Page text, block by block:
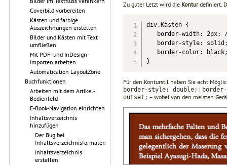
Coverbild vorbereiten
Kästen und farbige
Auszeichnungen erstellen
Bilder und Kästen mit Text
umfließen
Mit PDF- und InDesign-
Importen arbeiten
Automatication LayoutZone
Buchfunktionen
Arbeiten mit dem Artikel-
Bedienfeld
E-Book-Navigation einrichten
Inhaltsverzeichnis
hinzufügen
Der Bug bei
Inhaltsverzeichnisformaten
Inhaltsverzeichnis
erstellen
Zu guter Letzt wird die Konturdefiniert.
div.Kasten {
border-width: 2px;
border-style:
border-color:
}
Für den Konturstil haben Sie acht
border-style: double; |
outset; – wobei von den meisten